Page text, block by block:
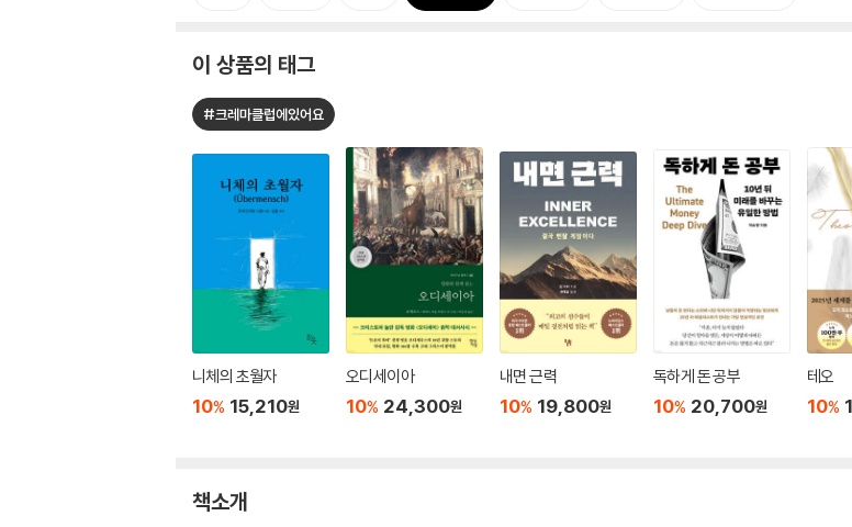
이 상품의 태그
#크레마클럽에있어요
니체의 초월자
10% 15,210원
오디세이아
10% 24,300원
내면 근력
10% 19,800원
독하게 돈 공부
10% 20,700원
테오
10%
책소개